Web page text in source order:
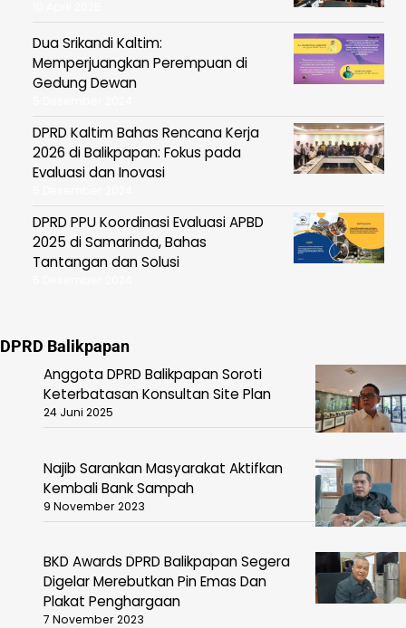
Dua Srikandi Kaltim:
Memperjuangkan Perempuan di
Gedung Dewan
DPRD Kaltim Bahas Rencana Kerja
2026 di Balikpapan: Fokus pada
Evaluasi dan Inovasi
DPRD PPU Koordinasi Evaluasi APBD
2025 di Samarinda, Bahas
Tantangan dan Solusi
DPRD Balikpapan
Anggota DPRD Balikpapan Soroti
Keterbatasan Konsultan Site Plan
24 Juni 2025
Najib Sarankan Masyarakat Aktifkan
Kembali Bank Sampah
9 November 2023
BKD Awards DPRD Balikpapan Segera
Digelar Merebutkan Pin Emas Dan
Plakat Penghargaan
7 November 2023